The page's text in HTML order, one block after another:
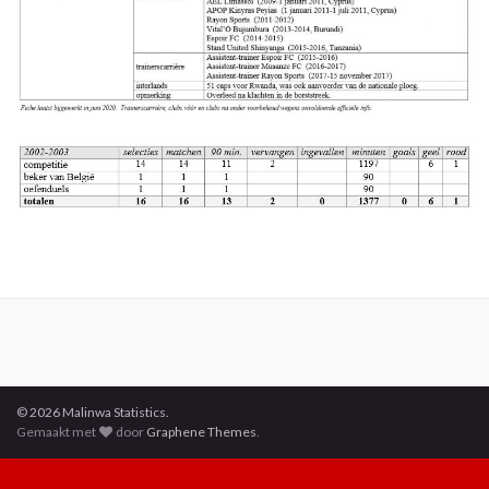
© 2026 Malinwa Statistics.
Gemaakt met
door Graphene Themes.